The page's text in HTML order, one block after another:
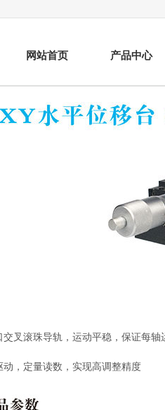
网站首页 产品中心
交叉滚珠导轨，运动平稳，保证每
动，定量读数，实现高调整精度